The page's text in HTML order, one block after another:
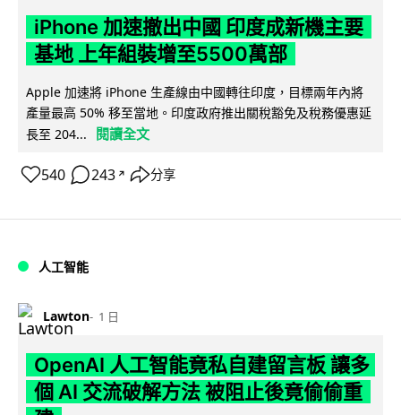
iPhone 加速撤出中國 印度成新機主要
基地 上年組裝增至5500萬部
Apple 加速將 iPhone 生產線由中國轉往印度，目標兩年內將
產量最高 50% 移至當地。印度政府推出關稅豁免及稅務優惠延
長至 204...
閱讀全文
540 243 ↗ 分享
人工智能
Lawton 1 日
OpenAI 人工智能竟私自建留言板 讓多
個 AI 交流破解方法 被阻止後竟偷偷重